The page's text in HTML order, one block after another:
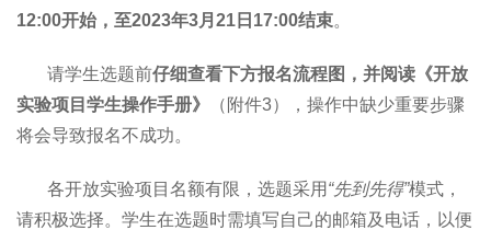
12:00开始，至2023年3月21日17:00结束。
请学生选题前仔细查看下方报名流程图，并阅读《开放
实验项目学生操作手册》
（附件3），操作中缺少重要步骤
将会导致报名不成功。
各开放实验项目名额有限，选题采用 “先到先得”模式，
请积极选择。学生在选题时需填写自己的邮箱及电话，以便